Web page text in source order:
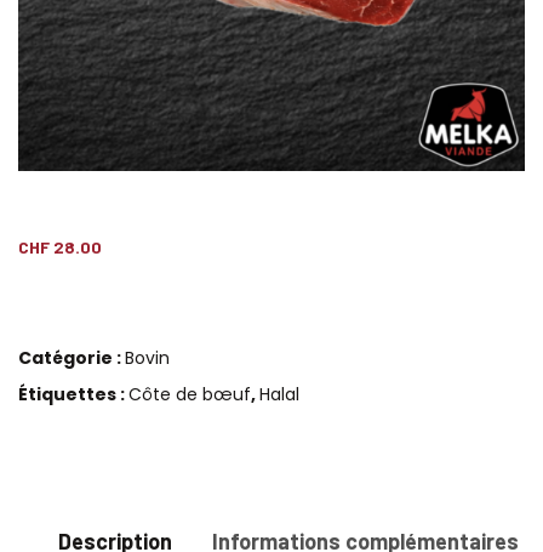
CHF 28.00
Catégorie :Bovin
Étiquettes :Côte de bœuf,Halal
Description Informations complémentaires